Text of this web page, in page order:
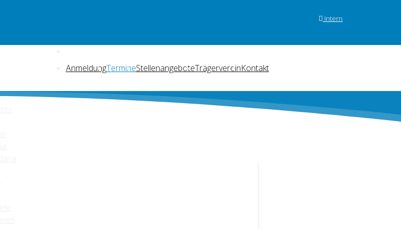
Intern
AnmeldungTermineStellenangeboteTrägervereinKontakt